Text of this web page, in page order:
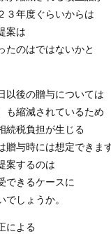
３年度ぐらいからは
案は
たのはではないかと
以後の贈与については
も縮減されているため
続税負担が生じる
贈与時には想定できま
案するのは
できるケースに
でしょうか。
による